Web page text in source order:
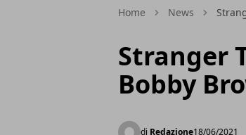
Home News
Stranger
Bobby
di Redazione18/06/2021